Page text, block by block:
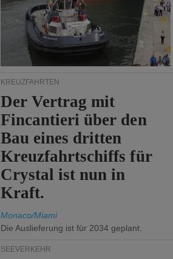
KREUZFAHRTEN
Der Vertrag mit
Fincantieri über den
Bau eines dritten
Kreuzfahrtschiffs für
Crystal ist nun in
Kraft.
Monaco/Miami
Die Auslieferung ist für 2034 geplant.
SEEVERKEHR